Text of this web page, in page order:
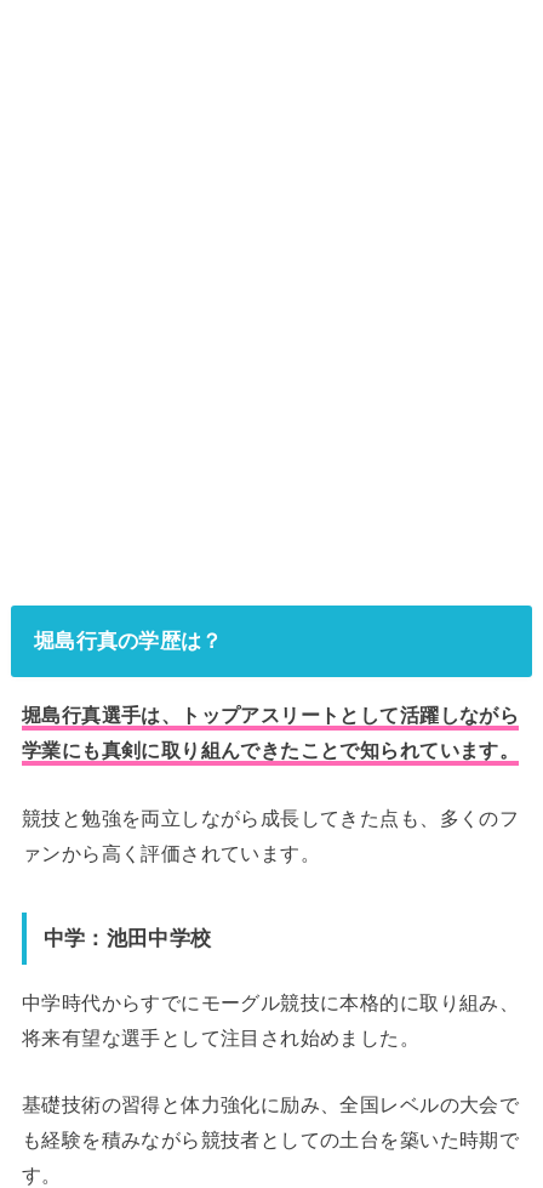
堀島行真の学歴は？
堀島行真選手は、トップアスリートとして活躍しながら
学業にも真剣に取り組んできたことで知られています。
競技と勉強を両立しながら成長してきた点も、多くのフ
ァンから高く評価されています。
中学：池田中学校
中学時代からすでにモーグル競技に本格的に取り組み、
将来有望な選手として注目され始めました。
基礎技術の習得と体力強化に励み、全国レベルの大会で
も経験を積みながら競技者としての土台を築いた時期で
す。